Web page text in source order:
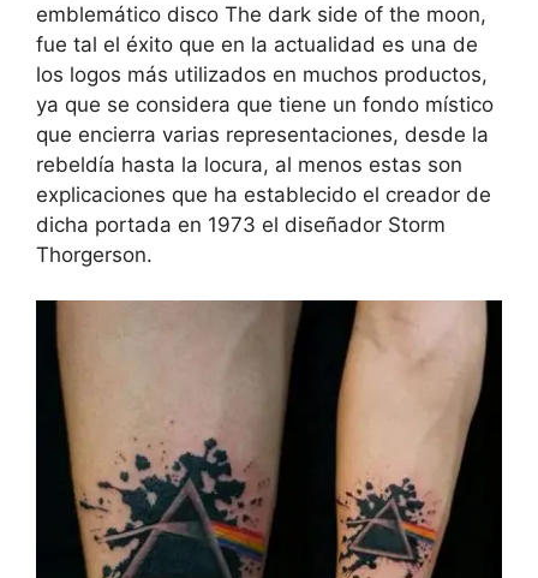
emblemático disco The dark side of the moon,
fue tal el éxito que en la actualidad es una de
los logos más utilizados en muchos productos,
ya que se considera que tiene un fondo místico
que encierra varias representaciones, desde la
rebeldía hasta la locura, al menos estas son
explicaciones que ha establecido el creador de
dicha portada en 1973 el diseñador Storm
Thorgerson.